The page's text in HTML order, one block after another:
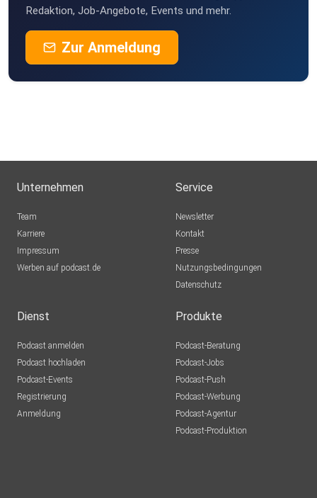
Redaktion, Job-Angebote, Events und mehr.
Zur Anmeldung
Unternehmen
Team
Karriere
Impressum
Werben auf podcast.de
Service
Newsletter
Kontakt
Presse
Nutzungsbedingungen
Datenschutz
Dienst
Podcast anmelden
Podcast hochladen
Podcast-Events
Registrierung
Anmeldung
Produkte
Podcast-Beratung
Podcast-Jobs
Podcast-Push
Podcast-Werbung
Podcast-Agentur
Podcast-Produktion